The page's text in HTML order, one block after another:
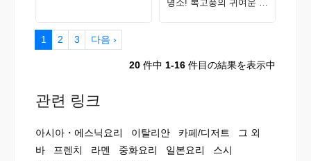
명소! 복고풍의 귀여운 나
1 2 3 다음 ›
20 件中 1-16 件目の結果を表示中
관련 링크
아시아・에스닉요리 이탈리안 카페/디저트
그 외
바
프렌치 라멘 중화요리 일본요리
스시